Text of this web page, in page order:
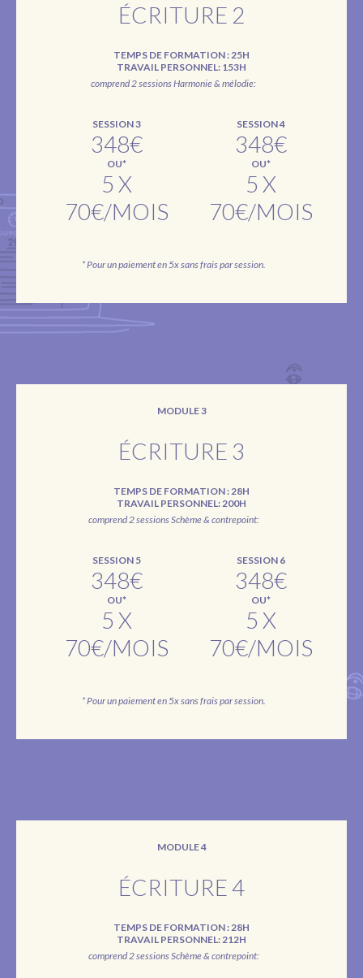
ÉCRITURE 2
TEMPS DE FORMATION : 25H
TRAVAIL PERSONNEL: 153H
comprend 2 sessions Harmonie & mélodie:
SESSION 3
348€
OU*
5 X
70€/MOIS
SESSION 4
348€
OU*
5 X
70€/MOIS
* Pour un paiement en 5x sans frais par session.
MODULE 3
ÉCRITURE 3
TEMPS DE FORMATION : 28H
TRAVAIL PERSONNEL: 200H
comprend 2 sessions Schème & contrepoint:
SESSION 5
348€
OU*
5 X
70€/MOIS
SESSION 6
348€
OU*
5 X
70€/MOIS
* Pour un paiement en 5x sans frais par session.
MODULE 4
ÉCRITURE 4
TEMPS DE FORMATION : 28H
TRAVAIL PERSONNEL: 212H
comprend 2 sessions Schème & contrepoint: